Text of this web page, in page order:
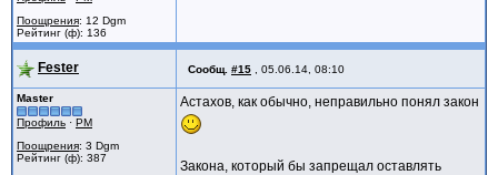
Поощрения: 12 Dgm
Рейтинг (ф): 136
Fester Сообщ. #15 05.06.14, 08:10
Master
Профиль · PM
Поощрения: 3 Dgm
Рейтинг (ф): 387
Астахов, как обычно, неправильно понял закон
Закона, который бы запрещал оставлять